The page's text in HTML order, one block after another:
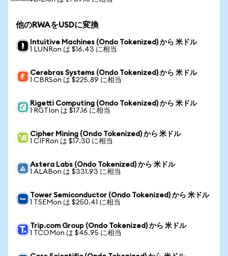
他のRWAをUSDに変換
Intuitive Machines (Ondo Tokenized) から 米ドル
1 LUNRon は $16.43 に相当
Cerebras Systems (Ondo Tokenized) から 米ドル
1 CBRSon は $225.89 に相当
Rigetti Computing (Ondo Tokenized) から 米ドル
1 RGTIon は $17.16 に相当
Cipher Mining (Ondo Tokenized) から 米ドル
1 CIFRon は $17.30 に相当
Astera Labs (Ondo Tokenized) から 米ドル
1 ALABon は $331.93 に相当
Tower Semiconductor (Ondo Tokenized) から 米ドル
1 TSEMon は $250.41 に相当
Trip.com Group (Ondo Tokenized) から 米ドル
1 TCOMon は $45.95 に相当